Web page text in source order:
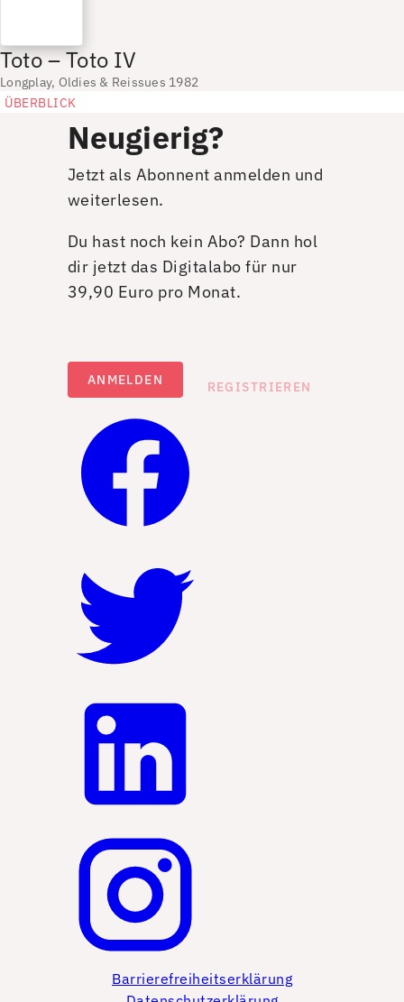
Toto – Toto IV
Longplay, Oldies & Reissues 1982
ÜBERBLICK
Neugierig?
Jetzt als Abonnent anmelden und
weiterlesen.
Du hast noch kein Abo? Dann hol
dir jetzt das Digitalabo für nur
39,90 Euro pro Monat.
ANMELDEN REGISTRIEREN
Barrierefreiheitserklärung